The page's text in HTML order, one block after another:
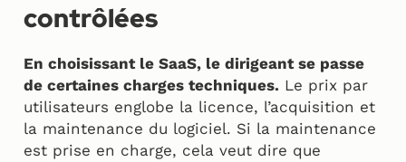
contrôlées
En choisissant le SaaS, le dirigeant se passe
de certaines charges techniques. Le prix par
utilisateurs englobe la licence, l’acquisition et
la maintenance du logiciel. Si la maintenance
est prise en charge, cela veut dire que